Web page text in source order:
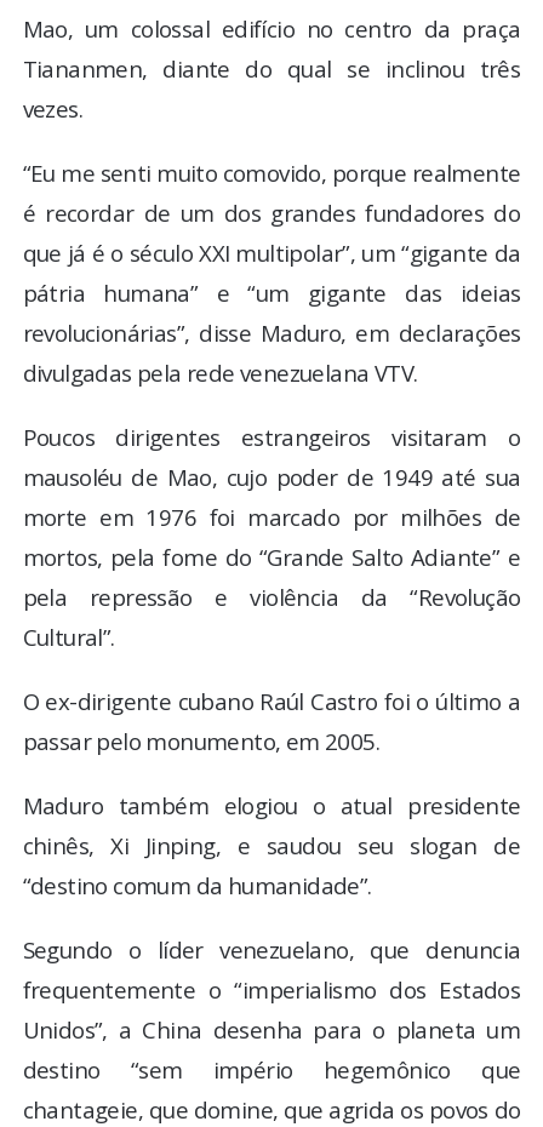
Mao, um colossal edifício no centro da praça
Tiananmen, diante do qual se inclinou três
vezes.
“Eu me senti muito comovido, porque realmente
é recordar de um dos grandes fundadores do
que já é o século XXI multipolar”, um “gigante da
pátria humana” e “um gigante das ideias
revolucionárias”, disse Maduro, em declarações
divulgadas pela rede venezuelana VTV.
Poucos dirigentes estrangeiros visitaram o
mausoléu de Mao, cujo poder de 1949 até sua
morte em 1976 foi marcado por milhões de
mortos, pela fome do “Grande Salto Adiante” e
pela repressão e violência da “Revolução
Cultural”.
O ex-dirigente cubano Raúl Castro foi o último a
passar pelo monumento, em 2005.
Maduro também elogiou o atual presidente
chinês, Xi Jinping, e saudou seu slogan de
“destino comum da humanidade”.
Segundo o líder venezuelano, que denuncia
frequentemente o “imperialismo dos Estados
Unidos”, a China desenha para o planeta um
destino “sem império hegemônico que
chantageie, que domine, que agrida os povos do